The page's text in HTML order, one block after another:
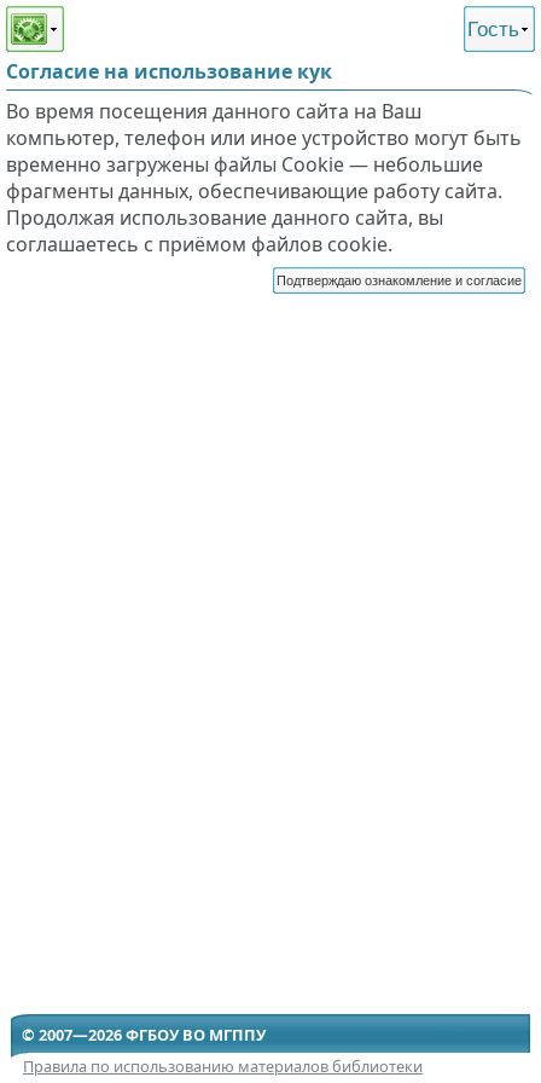
Этот сайт поддерживает
слабовидящих
Гость
Согласие на использование кук
Во время посещения данного сайта на Ваш
компьютер, телефон или иное устройство могут быть
временно загружены файлы Cookie — небольшие
фрагменты данных, обеспечивающие работу сайта.
Продолжая использование данного сайта, вы
соглашаетесь с приёмом файлов cookie.
Подтверждаю ознакомление и согласие
© 2007—2026 ФГБОУ ВО МГППУ
Правила по использованию материалов библиотеки